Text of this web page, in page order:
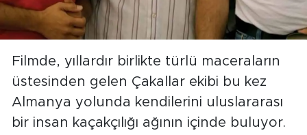
Filmde, yıllardır birlikte türlü maceraların
üstesinden gelen Çakallar ekibi bu kez
Almanya yolunda kendilerini uluslararası
bir insan kaçakçılığı ağının içinde buluyor.